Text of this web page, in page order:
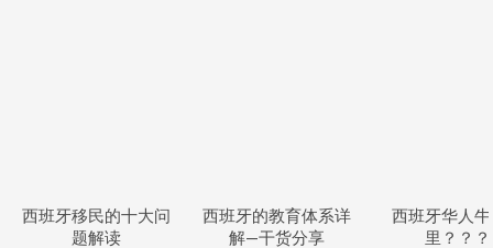
西班牙移民的十大问
题解读
西班牙的教育体系详
解—干货分享
西班牙华人
里？？？